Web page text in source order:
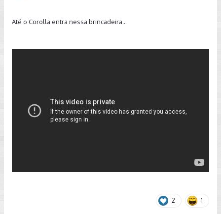
Até o Corolla entra nessa brincadeira...
2 1